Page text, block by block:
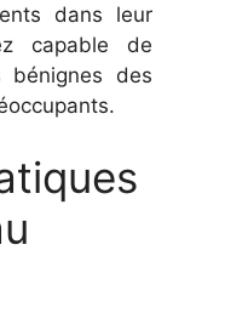
dans leur
capable de
bénignes des